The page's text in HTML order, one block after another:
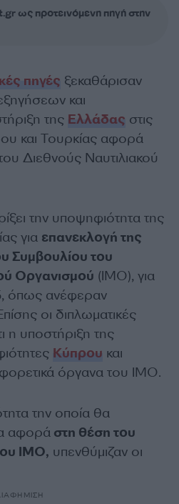
ως προτεινόμενη πηγή στην
πηγές ξεκαθάρισαν
και
της Ελλάδας στις
και Τουρκίας αφορά
Διεθνούς Ναυτιλιακού
την υποψηφιότητα της
για επανεκλογή της
Συμβουλίου του
Οργανισμού (IMO), για
όπως ανέφεραν
οι διπλωματικές
η υποστήριξη της
Κύπρου και
όργανα του IMO.
την οποία θα
αφορά στη θέση του
IMO, υπενθύμιζαν οι